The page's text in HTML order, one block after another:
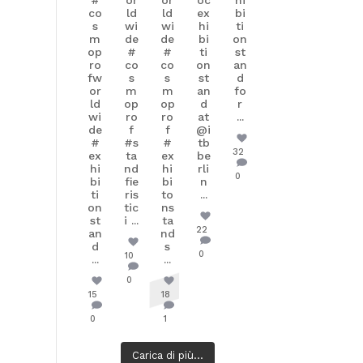
co
s
m
op
ro
fw
or
ld
wi
de
#
ex
hi
bi
ti
on
st
an
d
...
15
0
ld
wi
de
#
co
s
m
op
ro
f
#s
ta
nd
fie
ris
tic
i ...
10
0
ld
wi
de
#
co
s
m
op
ro
f
#
ex
hi
bi
to
ns
ta
nd
s
...
18
1
ex
hi
bi
ti
on
st
an
d
at
@i
tb
be
rli
n
...
22
0
bi
ti
on
st
an
d
fo
r
...
32
0
Carica di più...